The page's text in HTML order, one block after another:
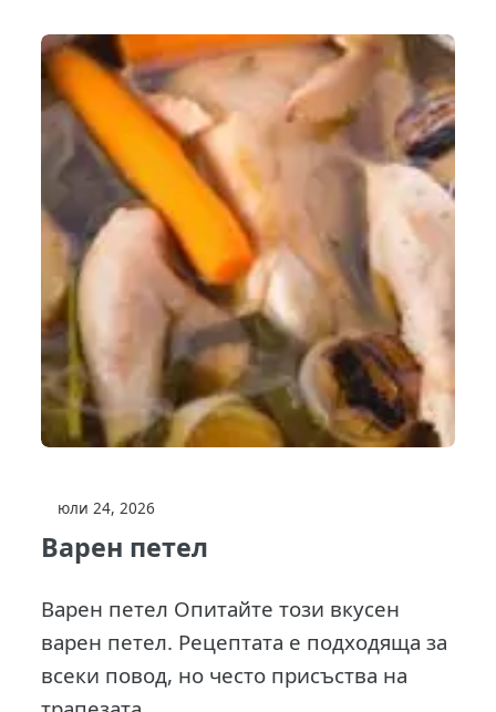
юли 24, 2026
Варен петел
Варен петел Опитайте този вкусен
варен петел. Рецептата е подходяща за
всеки повод, но често присъства на